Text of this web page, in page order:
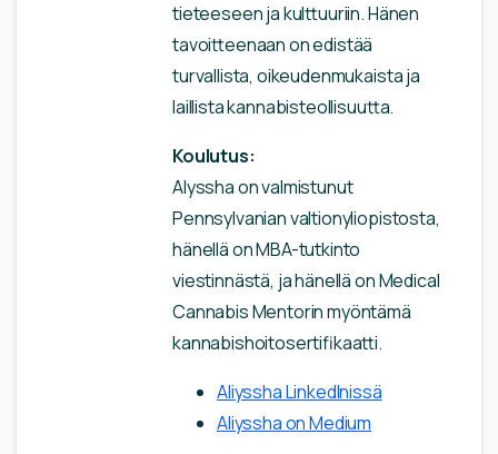
tieteeseen ja kulttuuriin. Hänen
tavoitteenaan on edistää
turvallista, oikeudenmukaista ja
laillista kannabisteollisuutta.
Koulutus:
Alyssha on valmistunut
Pennsylvanian valtionyliopistosta,
hänellä on MBA-tutkinto
viestinnästä, ja hänellä on Medical
Cannabis Mentorin myöntämä
kannabishoitosertifikaatti.
Aliyssha LinkedInissä
Aliyssha on Medium